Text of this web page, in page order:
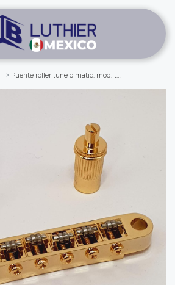
Puente roller tune o matic. mod: tmr-g. color: gold